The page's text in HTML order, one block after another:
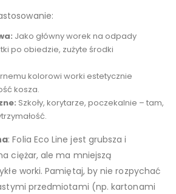
Jako główny worek na odpady
po obiedzie, zużyte środki
kolorowi worki estetycznie
kosza.
Szkoły, korytarze, poczekalnie – tam,
: Folia Eco Line jest grubsza i
ciężar, ale ma mniejszą
worki. Pamiętaj, by nie rozpychać
przedmiotami (np. kartonami